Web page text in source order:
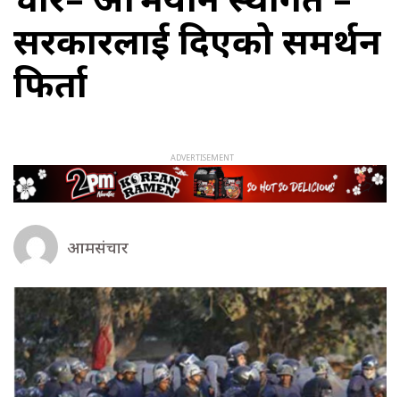
सरकारलाई दिएको समर्थन
फिर्ता
आमसंचार